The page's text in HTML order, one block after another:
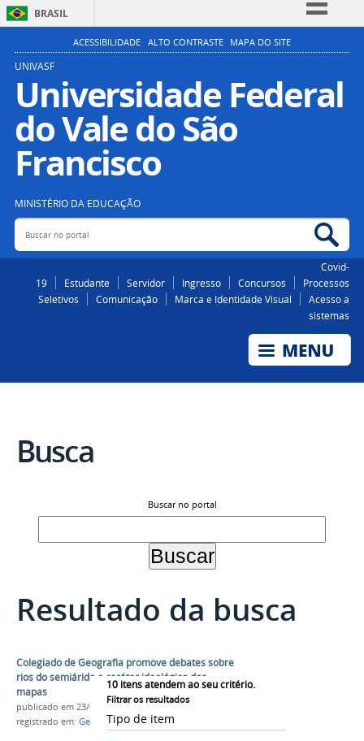
BRASIL
Simplifique!
Participe
Acesso à informação
Legislação
ACESSIBILIDADE ALTO CONTRASTE MAPA DO SITE
UNIVASF
Universidade Federal
do Vale do São
Francisco
MINISTÉRIO DA EDUCAÇÃO
Buscar no portal
Covid-
19
Estudante Servidor Ingresso Concursos
Processos
Seletivos
Comunicação Marca e Identidade Visual
Acesso a
sistemas
Busca
Buscar no portal
Resultado da busca
10 itens atendem ao seu critério.
Filtrar os resultados
Tipo de item
Colegiado de Geografia promove debates sobre
rios do semiárido e caráter ideológico dos
mapas
publicado em 23/07/2020
registrado em: Geografia,NEPST ,Webinar